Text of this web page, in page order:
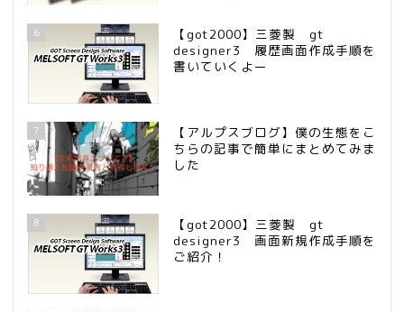
6
【got2000】三菱製 gt
designer3 履歴画面作成手順を
書いていくよー
7
【アルプスブログ】僕の生態をこ
ちらの記事で簡単にまとめてみま
した
8
【got2000】三菱製 gt
designer3 画面新規作成手順を
ご紹介！